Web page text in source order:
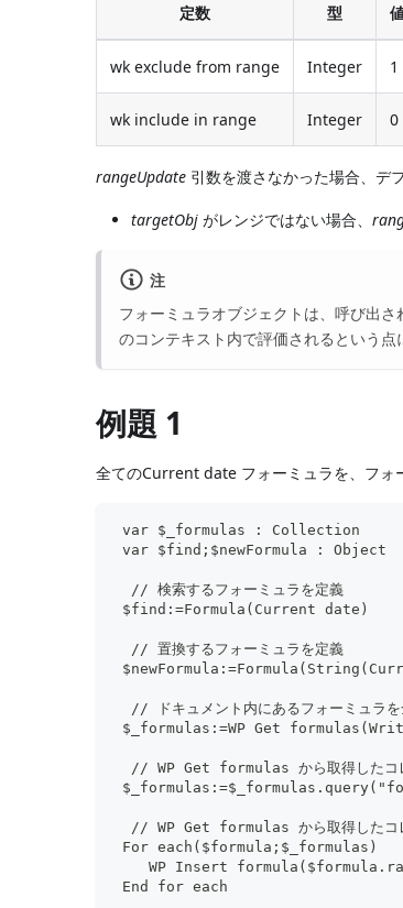
定数 型
wk exclude from range Integer 1
wk include in range Integer 0
rangeUpdate 引数を渡さなかった場合、デ
targetObj がレンジではない場合、
注
フォーミュラオブジェクトは、呼び出
のコンテキスト内で評価されるという点
例題 1
全てのCurrent date フォーミュラを、フォ
var $_formulas : Collection
var $find;$newFormula : Object
  // 検索するフォーミュラを定義
$find:=Formula(Current date)
  // 置換するフォーミュラを定義
// ドキュメント内にあるフォーミュラ
$_formulas:=WP Get
// WP Get formulas から取得したコ
// WP Get formulas から取得したコ
For each($formula;$_formulas)
WP Insert
End for each